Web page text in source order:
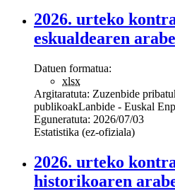
2026. urteko
eskualdearen
Datuen formatua:
xlsx
Argitaratuta: Zuzenbide
publikoakLanbide - Euskal
Eguneratuta: 2026/07/03
Estatistika (ez-ofiziala)
2026. urteko
historikoaren